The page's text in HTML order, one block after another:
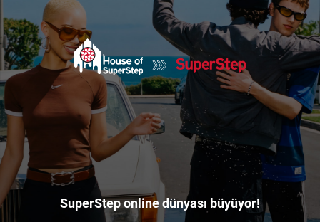
SuperStep online dünyası büyüyor!